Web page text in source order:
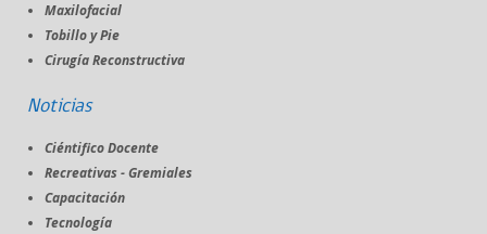
Maxilofacial
Tobillo y Pie
Cirugía Reconstructiva
Noticias
Ciéntifico Docente
Recreativas - Gremiales
Capacitación
Tecnología